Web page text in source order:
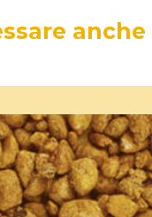
anche